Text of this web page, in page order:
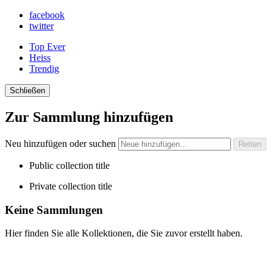
facebook
twitter
Top Ever
Heiss
Trendig
Schließen
Zur Sammlung hinzufügen
Neu hinzufügen oder suchen
Public collection title
Private collection title
Keine Sammlungen
Hier finden Sie alle Kollektionen, die Sie zuvor erstellt haben.